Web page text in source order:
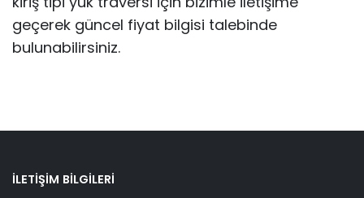
geçerek güncel fiyat bilgisi talebinde
bulunabilirsiniz.
İLETIŞIM BILGILERI